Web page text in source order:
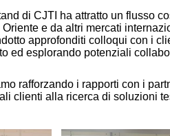
di CJTI ha attratto un flusso
e da altri mercati
approfonditi colloqui con i
ed esplorando potenziali
rafforzando i rapporti con i
clienti alla ricerca di soluzioni